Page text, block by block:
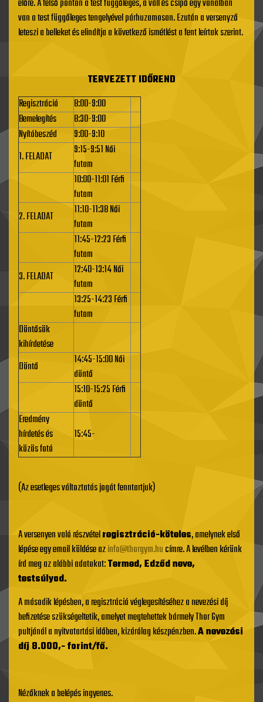
előre. A felső ponton a test függőleges, a váll és csípő egy vonalban
van a test függőleges tengelyével párhuzamosan. Ezután a versenyző
leteszi a belleket és elindítja a következő ismétlést a fent leírtak szerint.
TERVEZETT IDŐREND
Regisztráció
8:00-9:00
Bemelegítés
8:30-9:00
Nyítóbeszéd
9:00-9:10
1. FELADAT
9:15-9:51 Női
futam
10:00-11:01 Férfi
futam
2. FELADAT
11:10-11:38 Női
futam
11:45-12:23 Férfi
futam
3. FELADAT
12:40-13:14 Női
futam
13:25-14:23 Férfi
futam
Döntősök
kihírdetése
Döntő
14:45-15:00 Női
döntő
15:10-15:25 Férfi
döntő
Eredmény
hírdetés és
közös fotó
15:45-
(Az esetleges változtatás jogát fenntartjuk)
A versenyen való részvételregisztráció-köteles, amelynek első
lépése egy email küldése azinfo@thorgym.hucímre. A levélben kérünk
írd meg az alábbi adatokat:Termed, Edződ neve,
testsúlyod.
A második lépésben, a regisztráció véglegesítéséhez a nevezési díj
befizetése szükségeltetik, amelyet megtehettek bármely Thor Gym
pultjánál a nyitvatartási időben, kizárólag készpénzben.A nevezési
díj 8.000,- forint/fő.
Nézőknek a belépés ingyenes.